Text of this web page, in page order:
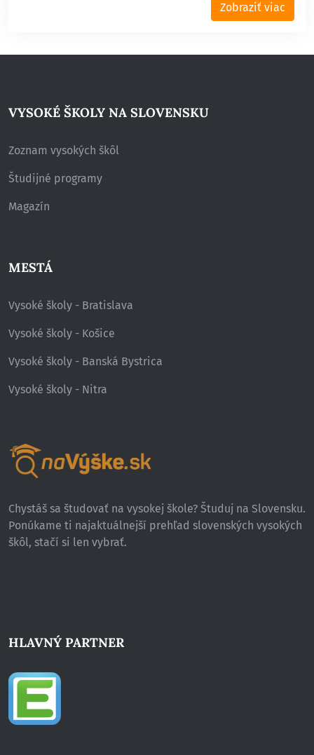
Zobraziť viac
VYSOKÉ ŠKOLY NA SLOVENSKU
Zoznam vysokých škôl
Študijné programy
Magazín
MESTÁ
Vysoké školy - Bratislava
Vysoké školy - Košice
Vysoké školy - Banská Bystrica
Vysoké školy - Nitra
Chystáš sa študovať na vysokej škole? Študuj na Slovensku.
Ponúkame ti najaktuálnejší prehľad slovenských vysokých
škôl, stačí si len vybrať.
HLAVNÝ PARTNER